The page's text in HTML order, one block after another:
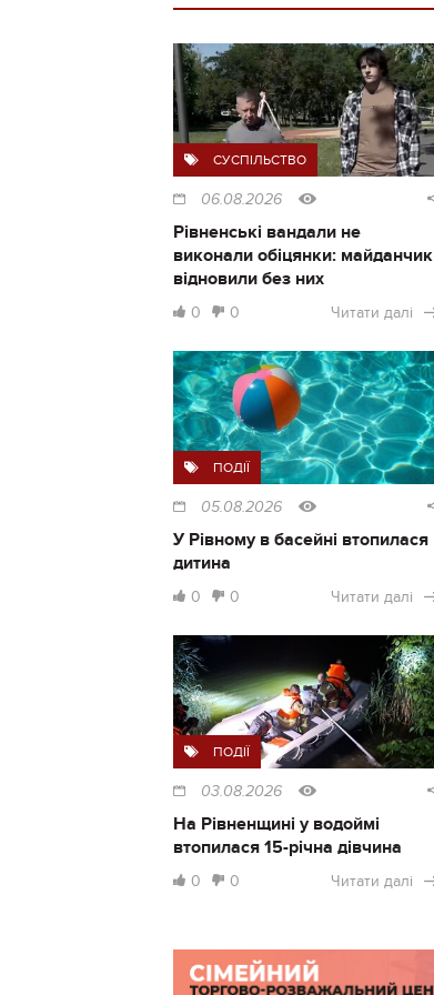
СУСПІЛЬСТВО
06.08.2026
Рівненські вандали не
виконали обіцянки: майданчик
відновили без них
0 0 Читати далі
ПОДІЇ
05.08.2026
У Рівному в басейні втопилася
дитина
0 0 Читати далі
ПОДІЇ
03.08.2026
На Рівненщині у водоймі
втопилася 15-річна дівчина
0 0 Читати далі